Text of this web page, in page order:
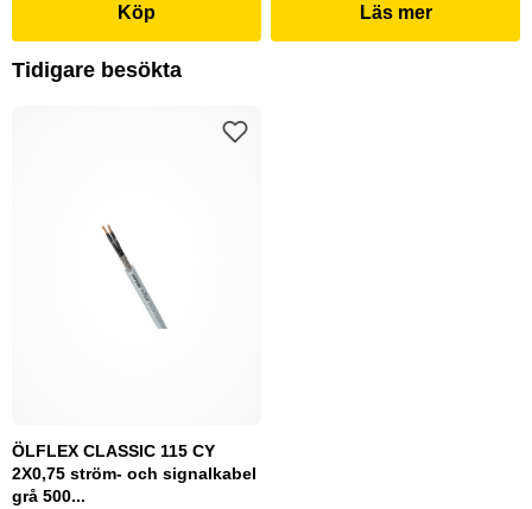
Köp Läs mer
Tidigare besökta
ÖLFLEX CLASSIC 115 CY
2X0,75 ström- och signalkabel
grå 500...